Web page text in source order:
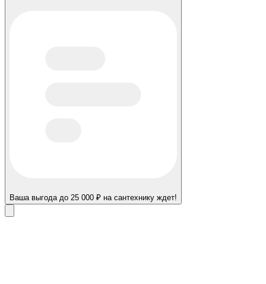
Ваша выгода до 25 000 ₽ на сантехнику ждет!